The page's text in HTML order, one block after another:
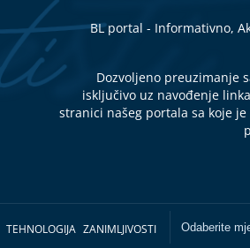
BL portal - Informativno,
Dozvoljeno preuzimanje
isključivo uz navođenje
stranici našeg portala sa koje je
TEHNOLOGIJA ZANIMLJIVOSTI